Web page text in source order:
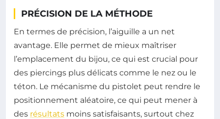
PRÉCISION DE LA MÉTHODE
En termes de précision, l’aiguille a un net
avantage. Elle permet de mieux maîtriser
l’emplacement du bijou, ce qui est crucial pour
des piercings plus délicats comme le nez ou le
téton. Le mécanisme du pistolet peut rendre le
positionnement aléatoire, ce qui peut mener à
des résultats moins satisfaisants, surtout chez